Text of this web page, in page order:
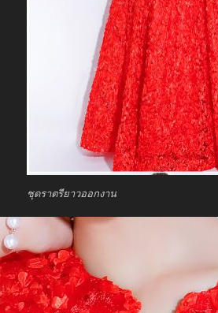
ชุดราตรียาวออกงาน